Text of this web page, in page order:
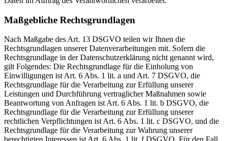
Maßgebliche Rechtsgrundlagen
Nach Maßgabe des Art. 13 DSGVO teilen wir Ihnen die
Rechtsgrundlagen unserer Datenverarbeitungen mit. Sofern die
Rechtsgrundlage in der Datenschutzerklärung nicht genannt wird,
gilt Folgendes: Die Rechtsgrundlage für die Einholung von
Einwilligungen ist Art. 6 Abs. 1 lit. a und Art. 7 DSGVO, die
Rechtsgrundlage für die Verarbeitung zur Erfüllung unserer
Leistungen und Durchführung vertraglicher Maßnahmen sowie
Beantwortung von Anfragen ist Art. 6 Abs. 1 lit. b DSGVO, die
Rechtsgrundlage für die Verarbeitung zur Erfüllung unserer
rechtlichen Verpflichtungen ist Art. 6 Abs. 1 lit. c DSGVO, und die
Rechtsgrundlage für die Verarbeitung zur Wahrung unserer